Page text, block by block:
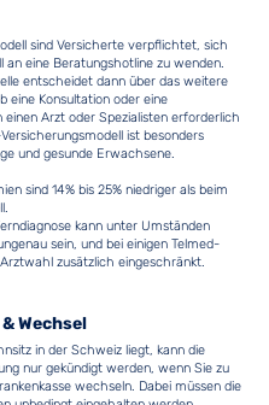
sind Versicherte verpflichtet, sich
an eine Beratungshotline zu wenden.
entscheidet dann über das weitere
eine Konsultation oder eine
einen Arzt oder Spezialisten erforderlich
ist besonders
und gesunde Erwachsene.
sind 14% bis 25% niedriger als beim
kann unter Umständen
sein, und bei einigen Telmed-
zusätzlich eingeschränkt.
Wechsel
in der Schweiz liegt, kann die
nur gekündigt werden, wenn Sie zu
wechseln. Dabei müssen die